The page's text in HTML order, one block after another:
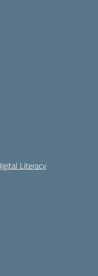
Literacy